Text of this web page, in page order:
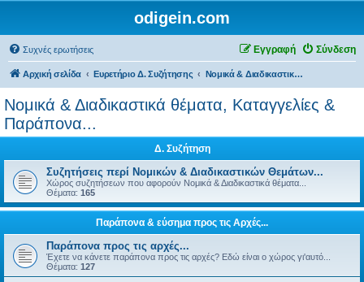
odigein.com
Συχνές ερωτήσεις Σύνδεση
Εγγραφή
Αρχική σελίδα Ευρετήριο Δ. Συζήτησης Νομικά & Διαδικαστικά θέματα, Καταγγελίες & Παράπονα...
Νομικά & Διαδικαστικά θέματα, Καταγγελίες &
Παράπονα...
Δ. Συζήτηση
Συζητήσεις περί Νομικών & Διαδικαστικών Θεμάτων...
Χώρος συζητήσεων που αφορούν Νομικά & Διαδικαστικά θέματα...
Θέματα: 165
Παράπονα & εύσημα προς τις Αρχές...
Παράπονα προς τις αρχές...
Έχετε να κάνετε παράπονα προς τις αρχές? Εδώ είναι ο χώρος γι'αυτό...
Θέματα: 127